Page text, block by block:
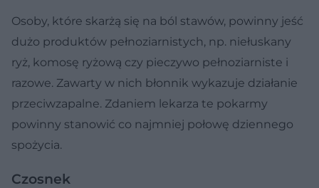
Osoby, które skarżą się na ból stawów, powinny jeść
dużo produktów pełnoziarnistych, np. niełuskany
ryż, komosę ryżową czy pieczywo pełnoziarniste i
razowe. Zawarty w nich błonnik wykazuje działanie
przeciwzapalne. Zdaniem lekarza te pokarmy
powinny stanowić co najmniej połowę dziennego
spożycia.
Czosnek